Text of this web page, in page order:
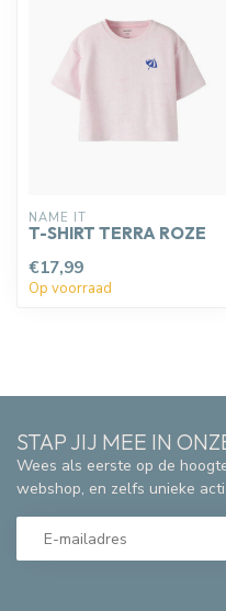
NAME IT
T-SHIRT TERRA ROZE
€17,99
Op voorraad
STAP JIJ MEE IN
Wees als eerste op de
webshop, en zelfs unieke